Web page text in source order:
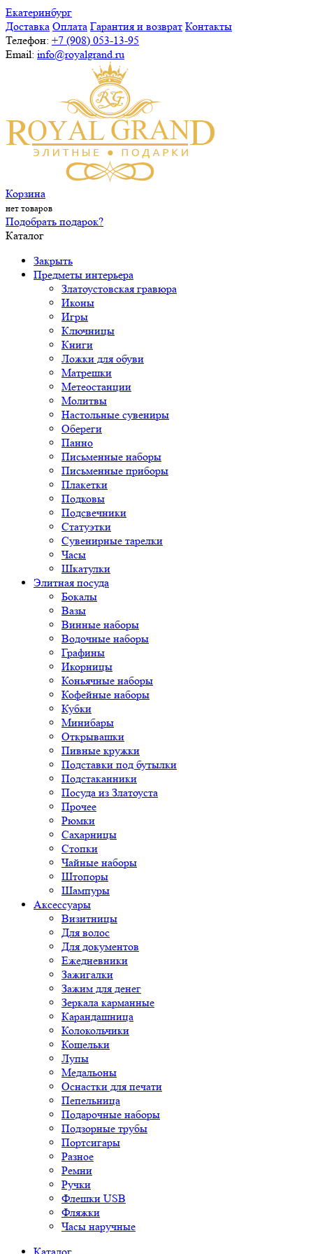
Екатеринбург
Доставка Оплата Гарантия и возврат Контакты
Телефон: +7 (908) 053-13-95
Email: info@royalgrand.ru
Корзина
нет товаров
Подобрать подарок?
Каталог
Закрыть
Предметы интерьера
Златоустовская гравюра
Иконы
Игры
Ключницы
Книги
Ложки для обуви
Матрешки
Метеостанции
Молитвы
Настольные сувениры
Обереги
Панно
Письменные наборы
Письменные приборы
Плакетки
Подковы
Подсвечники
Статуэтки
Сувенирные тарелки
Часы
Шкатулки
Элитная посуда
Бокалы
Вазы
Винные наборы
Водочные наборы
Графины
Икорницы
Коньячные наборы
Кофейные наборы
Кубки
Минибары
Открывашки
Пивные кружки
Подставки под бутылки
Подстаканники
Посуда из Златоуста
Прочее
Рюмки
Сахарницы
Стопки
Чайные наборы
Штопоры
Шампуры
Аксессуары
Визитницы
Для волос
Для документов
Ежедневники
Зажигалки
Зажим для денег
Зеркала карманные
Карандашница
Колокольчики
Кошельки
Лупы
Медальоны
Оснастки для печати
Пепельница
Подарочные наборы
Подзорные трубы
Портсигары
Разное
Ремни
Ручки
Флешки USB
Фляжки
Часы наручные